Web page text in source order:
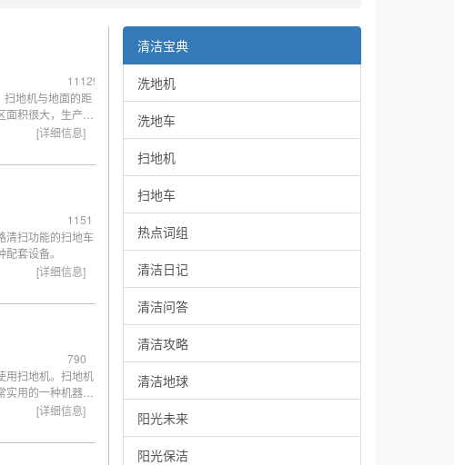
11129
扫地机与地面的距
积很大，生产过
求更加苛刻了。
[详细信息]
1151
清扫功能的扫地车
套设备。
[详细信息]
790
用扫地机。扫地机
用的一种机器。
[详细信息]
清洁宝典
洗地机
洗地车
扫地机
扫地车
热点词组
清洁日记
清洁问答
清洁攻略
清洁地球
阳光未来
阳光保洁